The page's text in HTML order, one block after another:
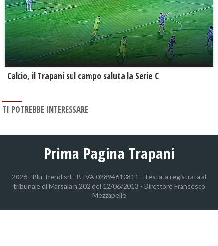
Calcio, il Trapani sul campo saluta la Serie C
TI POTREBBE INTERESSARE
Prima Pagina Trapani
2026 - Blu Trend srl - P. IVA 02894610811 - Testata registrata al
tribunale di Marsala n.202 del 12/06/2013 - Direttore Francesco
Mezzapelle